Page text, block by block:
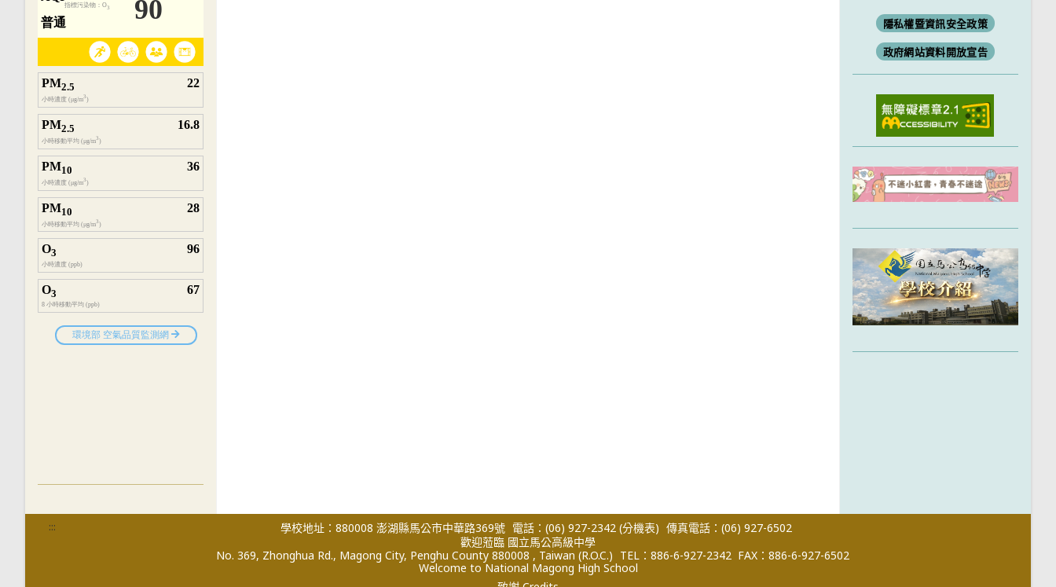
隱私權暨資訊安全政策
政府網站資料開放宣告
::: 學校地址：880008 澎湖縣馬公市中華路369號 電話：(06) 927-2342 (分機表) 傳真電話：(06) 927-6502
歡迎蒞臨 國立馬公高級中學
No. 369, Zhonghua Rd., Magong City, Penghu County 880008 , Taiwan (R.O.C.) TEL：886-6-927-2342 FAX：886-6-927-6502
Welcome to National Magong High School